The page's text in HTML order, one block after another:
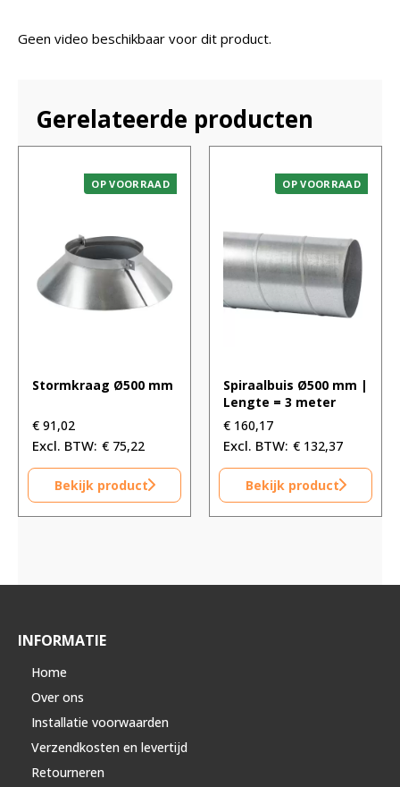
Geen video beschikbaar voor dit product.
Gerelateerde producten
OP VOORRAAD
Stormkraag Ø500 mm
€ 91,02
€ 75,22
Bekijk product
OP VOORRAAD
Spiraalbuis Ø500 mm |
Lengte = 3 meter
€ 160,17
€ 132,37
Bekijk product
INFORMATIE
Home
Over ons
Installatie voorwaarden
Verzendkosten en levertijd
Retourneren